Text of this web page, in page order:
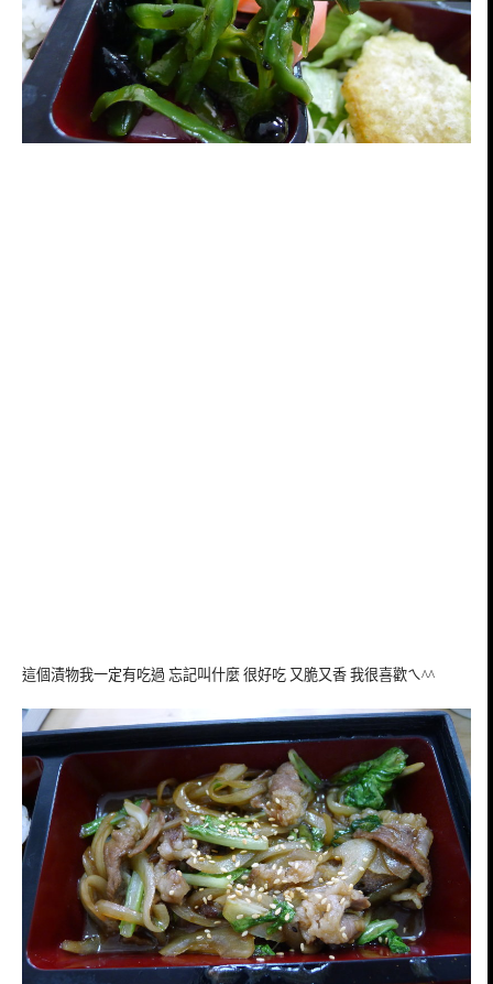
這個漬物我一定有吃過 忘記叫什麼 很好吃 又脆又香 我很喜歡ㄟ^^